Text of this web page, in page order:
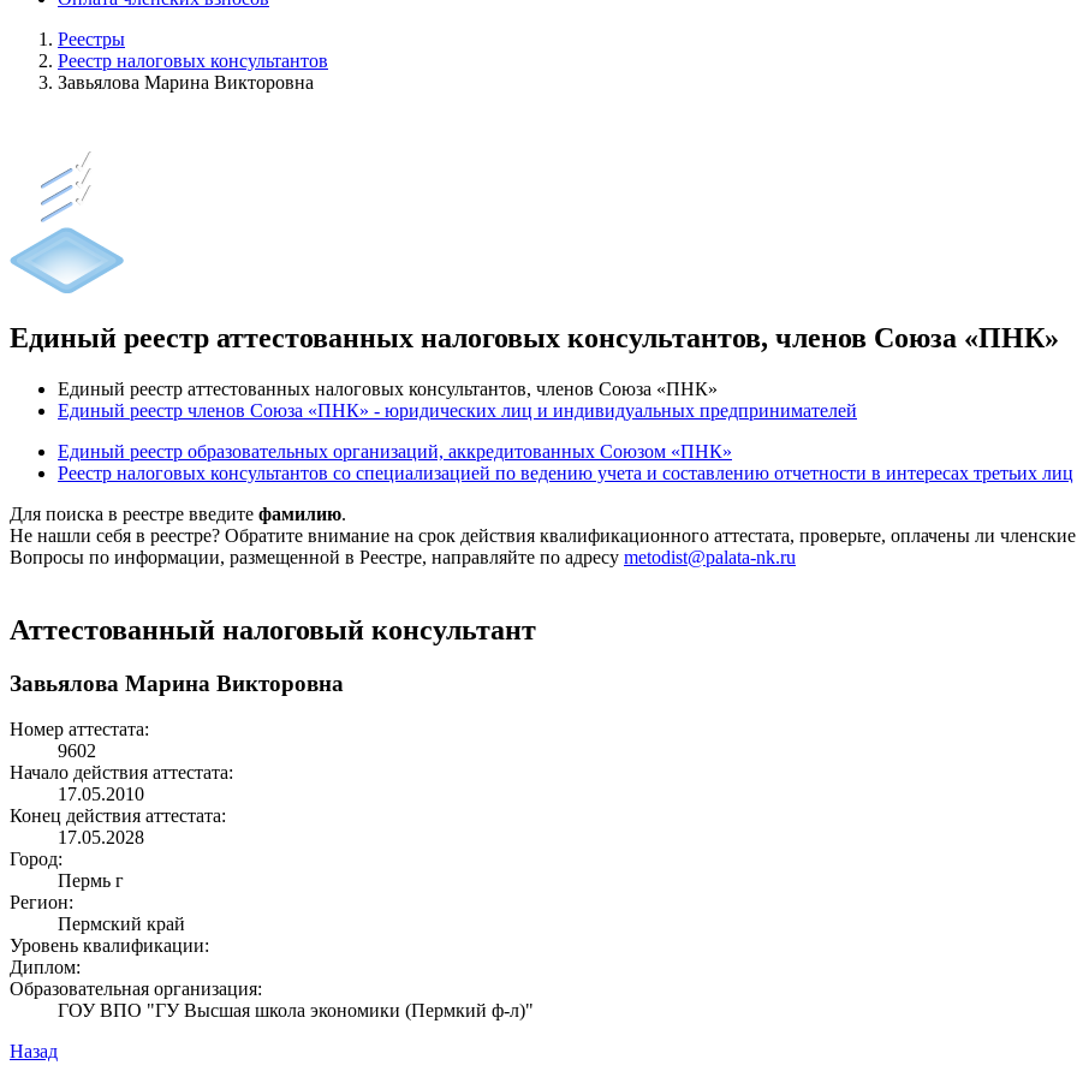
Реестры
Реестр налоговых консультантов
Завьялова Марина Викторовна
Единый реестр аттестованных налоговых консультантов, членов Союза «ПНК»
Единый реестр аттестованных налоговых консультантов, членов Союза «ПНК»
Единый реестр членов Союза «ПНК» - юридических лиц и индивидуальных предпринимателей
Единый реестр образовательных организаций, аккредитованных Союзом «ПНК»
Реестр налоговых консультантов со специализацией по ведению учета и составлению отчетности в интересах третьих лиц
Для поиска в реестре введите фамилию.
Не нашли себя в реестре? Обратите внимание на срок действия квалификационного аттестата, проверьте, оплачены ли
Вопросы по информации, размещенной в Реестре, направляйте по адресу metodist@palata-nk.ru
Аттестованный налоговый консультант
Завьялова Марина Викторовна
Номер аттестата:
9602
Начало действия аттестата:
17.05.2010
Конец действия аттестата:
17.05.2028
Город:
Пермь г
Регион:
Пермский край
Уровень квалификации:
Диплом:
Образовательная организация:
ГОУ ВПО "ГУ Высшая школа экономики (Пермкий ф-л)"
Назад